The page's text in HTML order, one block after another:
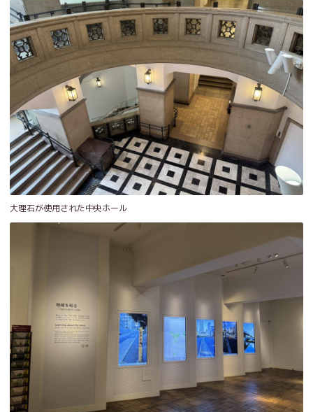
大理石が使用された中央ホール